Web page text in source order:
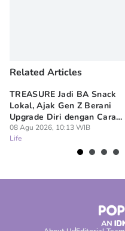
Related Articles
TREASURE Jadi BA Snack
Lokal, Ajak Gen Z Berani
Upgrade Diri dengan Cara
Sendiri
08 Agu 2026, 10:13 WIB
Life